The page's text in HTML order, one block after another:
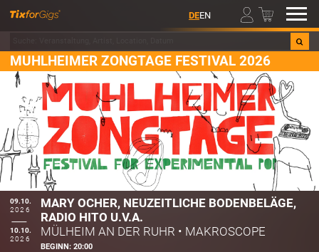
DEEN 00
MUHLHEIMER ZONGTAGE FESTIVAL 2026
09.10.
2026
10.10.
2026
MARY OCHER, NEUZEITLICHE BODENBELÄGE,
RADIO HITO U.V.A.
MÜLHEIM AN DER RUHR • MAKROSCOPE
BEGINN:20:00